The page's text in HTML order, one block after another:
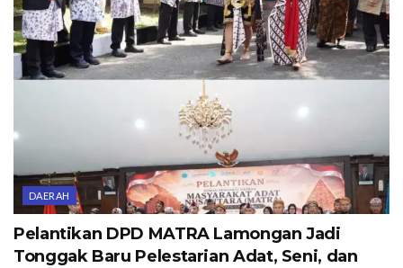
DAERAH
Pelantikan DPD MATRA Lamongan Jadi
Tonggak Baru Pelestarian Adat, Seni, dan